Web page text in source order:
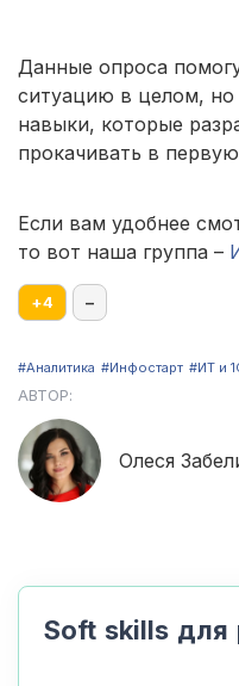
Данные опроса
ситуацию в целом, но
навыки, которые
прокачивать в
Если вам удобнее
то вот наша группа –
+4 –
#Аналитика #Инфостарт #ИТ и
АВТОР:
Олеся
Soft skills для